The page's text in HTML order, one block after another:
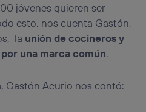
jóvenes quieren ser
esto, nos cuenta Gastón,
la unión de cocineros y
una marca común.
Gastón Acurio nos contó: